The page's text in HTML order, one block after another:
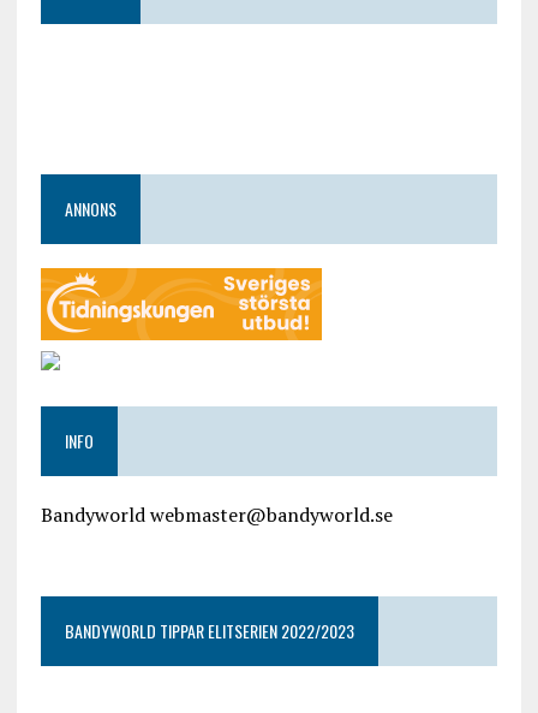
ANNONS
INFO
Bandyworld webmaster@bandyworld.se
BANDYWORLD TIPPAR ELITSERIEN 2022/2023